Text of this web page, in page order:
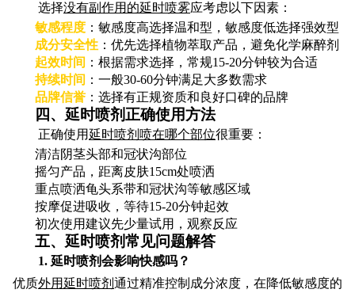
选择没有副作用的延时喷雾应考虑以下因素：
敏感程度 ：敏感度高选择温和型，敏感度低选择强效型
成分安全性 ：优先选择植物萃取产品，避免化学麻醉剂
起效时间 ：根据需求选择，常规15-20分钟较为合适
持续时间 ：一般30-60分钟满足大多数需求
品牌信誉 ：选择有正规资质和良好口碑的品牌
四、延时喷剂正确使用方法
正确使用延时喷剂喷在哪个部位很重要：
清洁阴茎头部和冠状沟部位
摇匀产品，距离皮肤15cm处喷洒
重点喷洒龟头系带和冠状沟等敏感区域
按摩促进吸收，等待15-20分钟起效
初次使用建议先少量试用，观察反应
五、延时喷剂常见问题解答
1. 延时喷剂会影响快感吗？
优质外用延时喷剂 通过精准控制成分浓度，在降低敏感度的